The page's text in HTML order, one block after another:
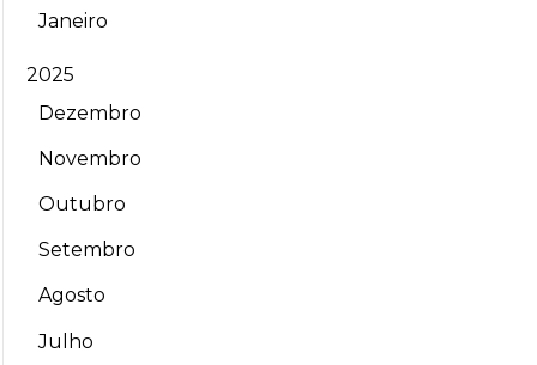
Janeiro
2025
Dezembro
Novembro
Outubro
Setembro
Agosto
Julho